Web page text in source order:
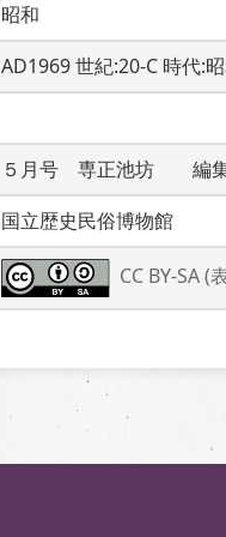
昭和
AD1969 世紀:20-C 時代:
５月号　専正池坊　　編
国立歴史民俗博物館
CC BY-SA (